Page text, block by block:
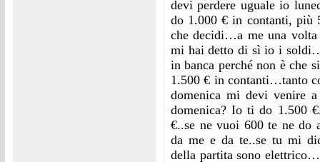
devi perdere uguale io
do 1.000 € in contanti, più
che decidi…a me una
mi hai detto di sì io i
in banca perché non è che
1.500 € in contanti…tanto
domenica mi devi venire
domenica? Io ti do 1.500
€..se ne vuoi 600 te ne do
da me e da te..se tu mi
della partita sono